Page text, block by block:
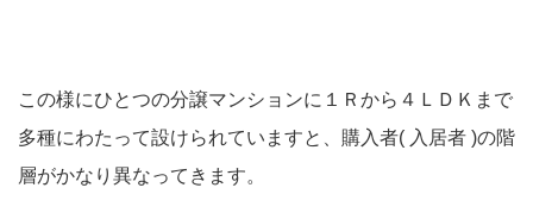
この様にひとつの分譲マンションに１Ｒから４ＬＤＫまで
多種にわたって設けられていますと、購入者( 入居者 )の階
層がかなり異なってきます。